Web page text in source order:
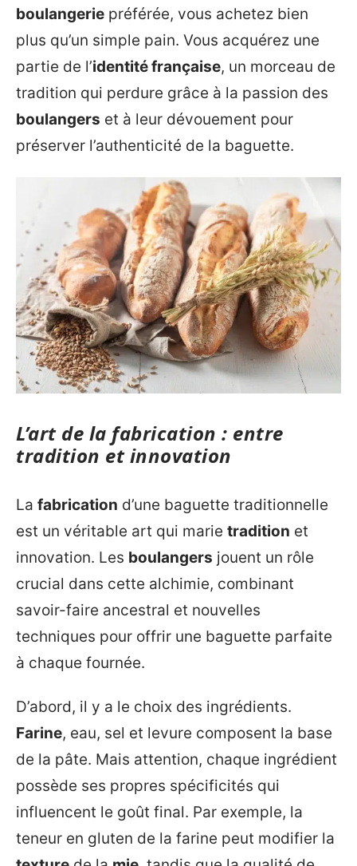
boulangerie préférée, vous achetez bien
plus qu’un simple pain. Vous acquérez une
partie de l’identité française, un morceau de
tradition qui perdure grâce à la passion des
boulangers et à leur dévouement pour
préserver l’authenticité de la baguette.
L’art de la fabrication : entre
tradition et innovation
La fabrication d’une baguette traditionnelle
est un véritable art qui marie tradition et
innovation. Les boulangers jouent un rôle
crucial dans cette alchimie, combinant
savoir-faire ancestral et nouvelles
techniques pour offrir une baguette parfaite
à chaque fournée.
D’abord, il y a le choix des ingrédients.
Farine, eau, sel et levure composent la base
de la pâte. Mais attention, chaque ingrédient
possède ses propres spécificités qui
influencent le goût final. Par exemple, la
teneur en gluten de la farine peut modifier la